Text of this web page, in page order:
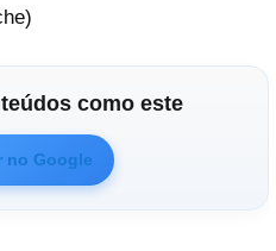
)
como este
no Google